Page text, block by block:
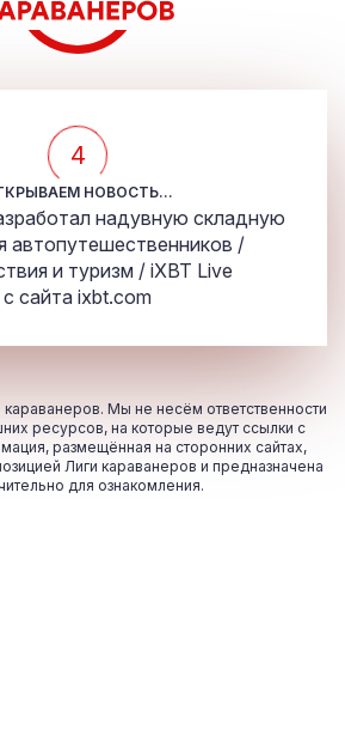
4
НОВОСТЬ...
надувную складную
автопутешественников /
и туризм / iXBT Live
с сайта ixbt.com
караванеров. Мы не несём ответственности
ресурсов, на которые ведут ссылки с
размещённая на сторонних сайтах,
Лиги караванеров и предназначена
для ознакомления.